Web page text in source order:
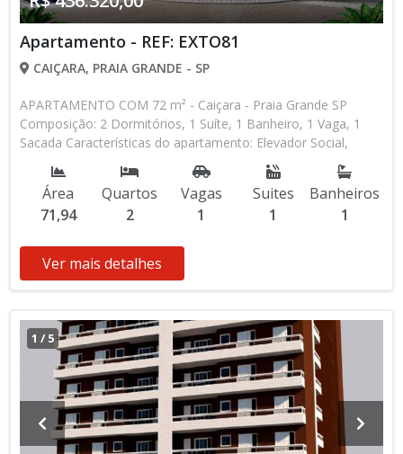
Apartamento - REF: EXTO81
CAIÇARA, PRAIA GRANDE - SP
APARTAMENTO COM 72 m² - Caiçara - Praia Grande SP
Composição: 2 Dormitórios, 1 Suíte, 1 Banheiro, 1 Vaga, 1
Sacada Características do apartamento: Elevador Social,
Elevador de Serviço, Acessibilidade, Portão Automático,
Interfone, Água Individual, Gás Encanado, Home Box, Piscina,
Sauna, Salão de Jogos, Salão de Festas, Espaço Kids, Espaço
Gourmet, Academia, Churrasqueira Aceita Financiamento
Entrada de R$ 218.160,00 60 Parcelas Mensais de R$ 3.636,00
R$ 436.320,00 valor Total * Os valores e disponibilidade
Área
71,94
Quartos
2
Vagas
1
Suites
1
Banheiros
1
Ver mais detalhes
1 / 5